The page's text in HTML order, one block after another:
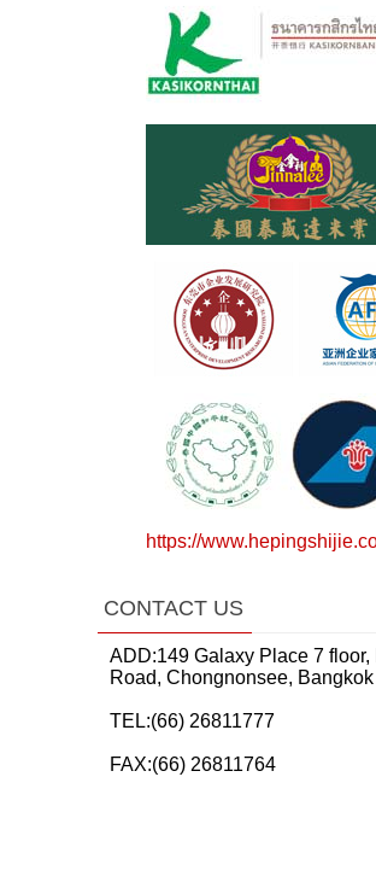
https://
CONTACT US
ADD:149 Galaxy Place 7 floor,
Road, Chongnonsee,
TEL:(66) 26811777
FAX:(66) 26811764